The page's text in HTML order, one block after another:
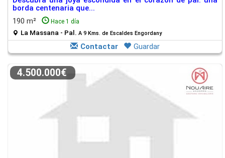
borda centenaria que...
190 m²
Hace 1 día
La Massana - Pal. A 9 Kms. de Escaldes Engordany
Contactar Guardar
4.500.000€